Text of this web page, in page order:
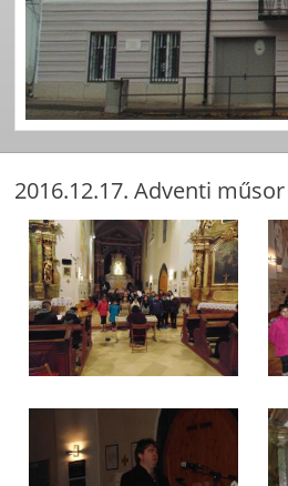
2016.12.17. Adventi